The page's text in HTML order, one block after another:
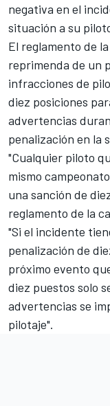
negativa en el
situación a su
El reglamento de
reprimenda de un
infracciones de
diez posiciones
advertencias
penalización en la
"Cualquier piloto
mismo
una sanción de
reglamento de la
"Si el incidente
penalización de
próximo evento
diez puestos solo
advertencias se
pilotaje".